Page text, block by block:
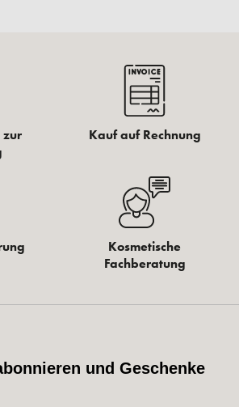
Kauf auf Rechnung
Kosmetische
Fachberatung
und Geschenke